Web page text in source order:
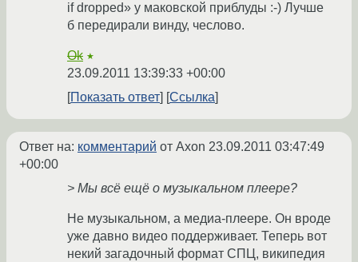
if dropped» у маковской приблуды :-) Лучше
б передирали винду, чеслово.
Ok ★
23.09.2011 13:39:33 +00:00
Показать ответ
Ссылка
Ответ на: комментарий от Axon 23.09.2011 03:47:49
+00:00
> Мы всё ещё о музыкальном плеере?
Не музыкальном, а медиа-плеере. Он вроде
уже давно видео поддерживает. Теперь вот
некий загадочный формат СПЦ, википедия